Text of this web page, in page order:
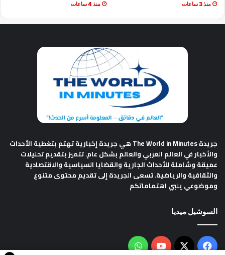
منذ 3 ساعات منذ 4 ساعات
جريدة The World in Minutes
هي جريدة إخبارية تهتم بتغطية الأحداث
والأخبار في العالم العربي والعالم بشكل عام. تتميز بتقديم تحليلات
عميقة وشاملة للأحداث الجارية والقضايا السياسية والاقتصادية
والثقافية والرياضية. تسعى الجريدة إلى تقديم محتوى متنوع
وموضوعي يلبي اهتماماتكم
السوشيل ميديا
فيسبوك
‫X
‫YouTubeواتساب